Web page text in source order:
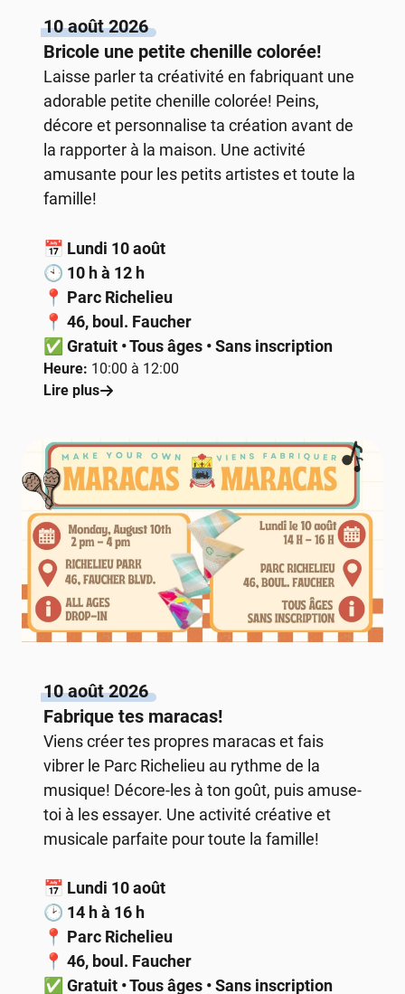
10 août 2026
Bricole une petite chenille colorée!
Laisse parler ta créativité en fabriquant une
adorable petite chenille colorée! Peins,
décore et personnalise ta création avant de
la rapporter à la maison. Une activité
amusante pour les petits artistes et toute la
famille!
📅 Lundi 10 août
🕙 10 h à 12 h
📍 Parc Richelieu
📍 46, boul. Faucher
✅ Gratuit • Tous âges • Sans inscription
Heure: 10:00 à 12:00
Lire plus
10 août 2026
Fabrique tes maracas!
Viens créer tes propres maracas et fais
vibrer le Parc Richelieu au rythme de la
musique! Décore-les à ton goût, puis amuse-
toi à les essayer. Une activité créative et
musicale parfaite pour toute la famille!
📅 Lundi 10 août
🕑 14 h à 16 h
📍 Parc Richelieu
📍 46, boul. Faucher
✅ Gratuit • Tous âges • Sans inscription